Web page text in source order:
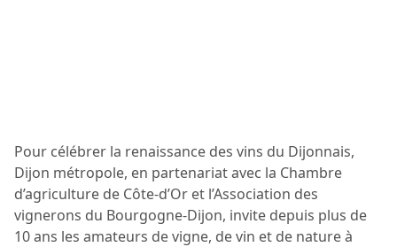
Pour célébrer la renaissance des vins du Dijonnais,
Dijon métropole, en partenariat avec la Chambre
d’agriculture de Côte-d’Or et l’Association des
vignerons du Bourgogne-Dijon, invite depuis plus de
10 ans les amateurs de vigne, de vin et de nature à